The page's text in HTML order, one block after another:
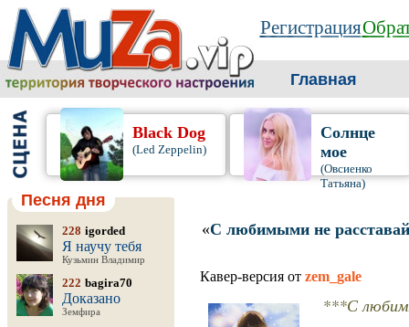
Регистрация
Главная
Black Dog
(Led Zeppelin)
Солнце
мое
(Овсиенко
Татьяна)
Песня дня
228 igorded
Я научу тебя
Кузьмин Владимир
222 bagira70
Доказано
Земфира
«С любимыми не
Кавер-версия от zem_gale
***С